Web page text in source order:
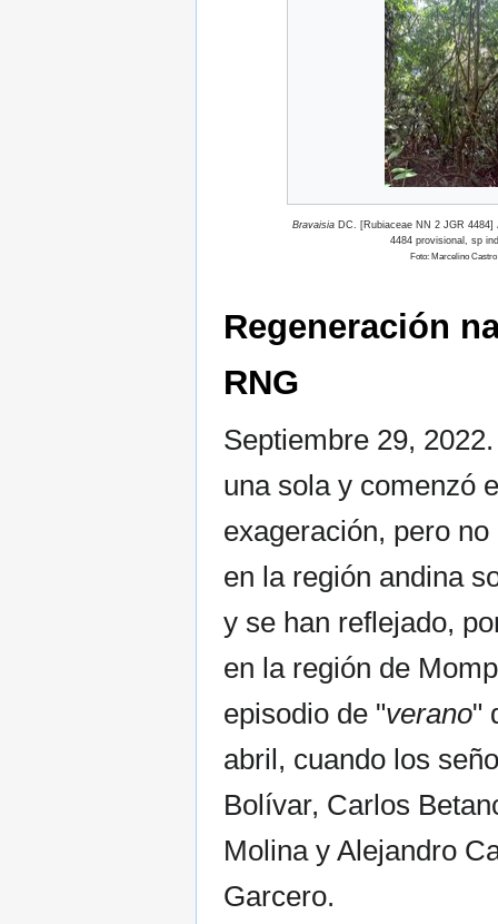
Bravaisia DC. [Rubiaceae NN 2 JGR 4484]
4484 provisional, sp
Foto: Marcelino Castro
Regeneración
RNG
Septiembre 29,
una sola y comenzó
exageración, pero
en la región andina
y se han reflejado,
en la región de
episodio de "verano"
abril, cuando los
Bolívar, Carlos
Molina y Alejandro
Garcero.